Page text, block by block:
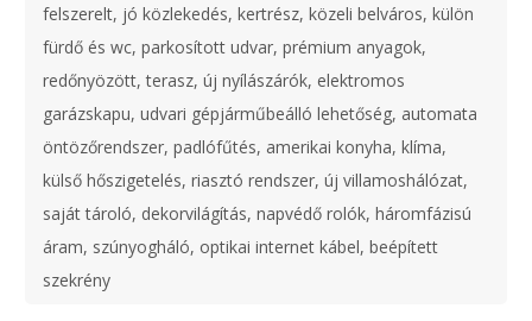
felszerelt, jó közlekedés, kertrész, közeli belváros, külön
fürdő és wc, parkosított udvar, prémium anyagok,
redőnyözött, terasz, új nyílászárók, elektromos
garázskapu, udvari gépjárműbeálló lehetőség, automata
öntözőrendszer, padlófűtés, amerikai konyha, klíma,
külső hőszigetelés, riasztó rendszer, új villamoshálózat,
saját tároló, dekorvilágítás, napvédő rolók, háromfázisú
áram, szúnyogháló, optikai internet kábel, beépített
szekrény